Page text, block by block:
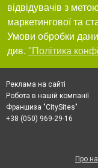
відвідувачів з
маркетингової та
Умови обробки
див. "Політика
Реклама на сайті
Робота в нашій компанії
Франшиза "CitySites"
+38 (050) 969-29-16
Про